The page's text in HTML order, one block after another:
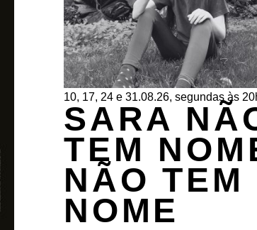
10, 17, 24 e 31.08.26, segundas às
SARA
TEM
NÃO TEM
NOME